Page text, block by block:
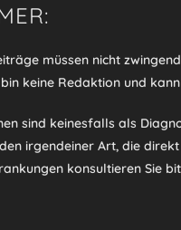
müssen nicht
bin keine Redaktion und
sind keinesfalls als
irgendeiner Art, die
konsultieren Sie